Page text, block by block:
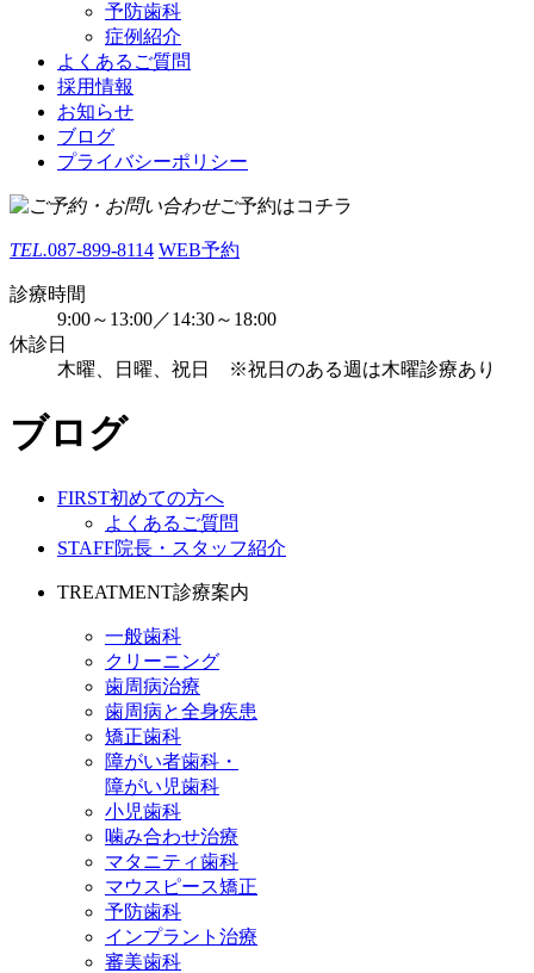
予防歯科
症例紹介
よくあるご質問
採用情報
お知らせ
ブログ
プライバシーポリシー
ご予約はコチラ
TEL.087-899-8114 WEB予約
診療時間
9:00～13:00／14:30～18:00
休診日
木曜、日曜、祝日 ※祝日のある週は木曜診療あり
ブログ
FIRST初めての方へ
よくあるご質問
STAFF院長・スタッフ紹介
TREATMENT診療案内
一般歯科
クリーニング
歯周病治療
歯周病と全身疾患
矯正歯科
障がい者歯科・
障がい児歯科
小児歯科
噛み合わせ治療
マタニティ歯科
マウスピース矯正
予防歯科
インプラント治療
審美歯科